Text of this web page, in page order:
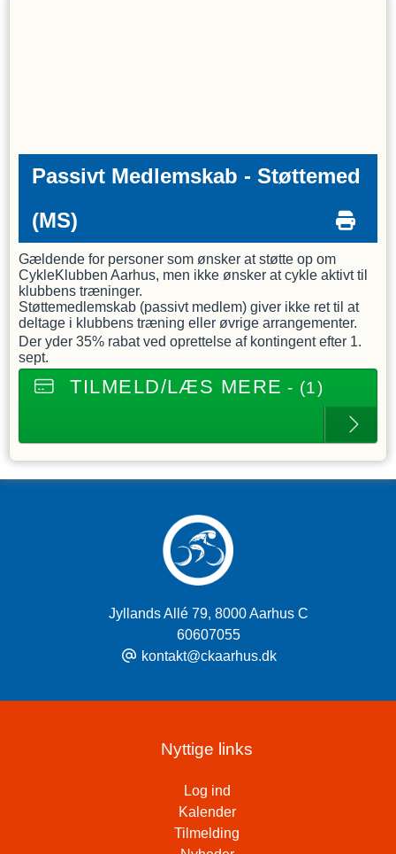
Passivt Medlemskab - Støttemed
(MS)
Gældende for personer som ønsker at støtte op om
CykleKlubben Aarhus, men ikke ønsker at cykle aktivt til
klubbens træninger.
Støttemedlemskab (passivt medlem) giver ikke ret til at
deltage i klubbens træning eller øvrige arrangementer.
Der yder 35% rabat ved oprettelse af kontingent efter 1.
sept.
TILMELD/LÆS MERE - (1)
Jyllands Allé 79, 8000 Aarhus C
60607055
kontakt@ckaarhus.dk
Nyttige links
Log ind
Kalender
Tilmelding